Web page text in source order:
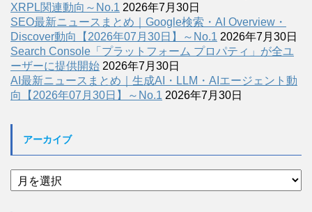
XRPL関連動向～No.1 2026年7月30日
SEO最新ニュースまとめ｜Google検索・AI Overview・
Discover動向【2026年07月30日】～No.1 2026年7月30日
Search Console「プラットフォーム プロパティ」が全ユ
ーザーに提供開始 2026年7月30日
AI最新ニュースまとめ｜生成AI・LLM・AIエージェント動
向【2026年07月30日】～No.1 2026年7月30日
アーカイブ
ア
ー